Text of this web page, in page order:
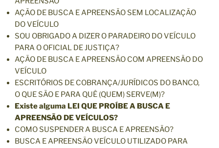
AÇÃO DE BUSCA E APREENSÃO SEM LOCALIZAÇÃO
DO VEÍCULO
SOU OBRIGADO A DIZER O PARADEIRO DO VEÍCULO
PARA O OFICIAL DE JUSTIÇA?
AÇÃO DE BUSCA E APREENSÃO COM APREENSÃO DO
VEÍCULO
ESCRITÓRIOS DE COBRANÇA/JURÍDICOS DO BANCO,
O QUE SÃO E PARA QUÊ (QUEM) SERVE(M)?
Existe alguma LEI QUE PROÍBE A BUSCA E
APREENSÃO DE VEÍCULOS?
COMO SUSPENDER A BUSCA E APREENSÃO?
BUSCA E APREENSÃO VEÍCULO UTILIZADO PARA